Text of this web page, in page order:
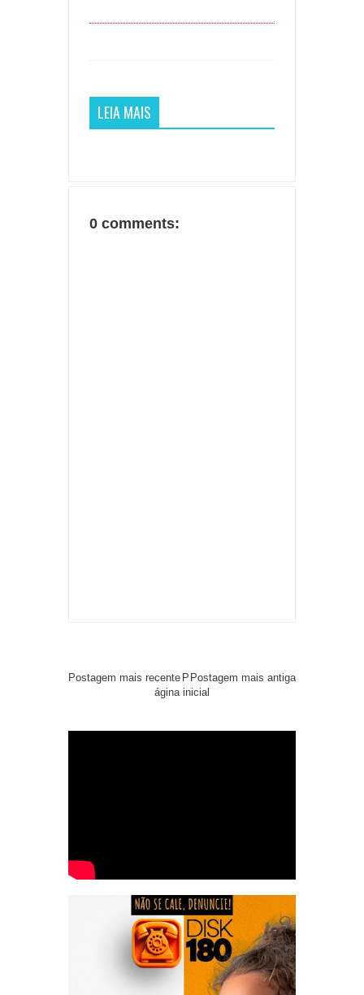
LEIA MAIS
0 comments:
Postagem mais recente Postagem mais antiga
P
ágina inicial